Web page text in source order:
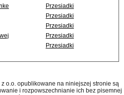
Przesiadki
Przesiadki
Przesiadki
Przesiadki
Przesiadki
z o.o. opublikowane na niniejszej stronie są
i rozpowszechnianie ich bez pisemnej